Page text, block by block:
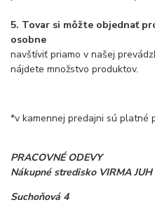
5. Tovar si môžte objednať
osobne
navštíviť priamo v našej
nájdete množstvo produktov.
*v kamennej predajni sú platné
PRACOVNÉ ODEVY
Nákupné stredisko VIRMA JUH
Suchoňová 4